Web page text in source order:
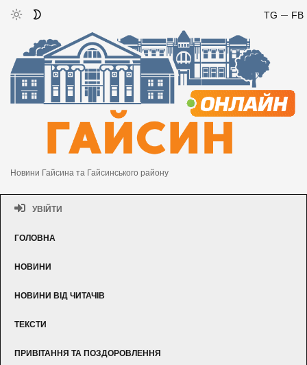
FB
TG
Новини Гайсина та Гайсинського району
УВІЙТИ
ГОЛОВНА
НОВИНИ
НОВИНИ ВІД ЧИТАЧІВ
ТЕКСТИ
ПРИВІТАННЯ ТА ПОЗДОРОВЛЕННЯ